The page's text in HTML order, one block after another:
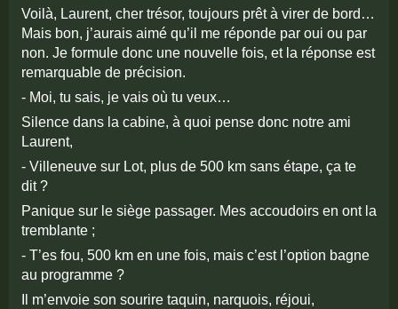
Voilà, Laurent, cher trésor, toujours prêt à virer de bord…
Mais bon, j’aurais aimé qu’il me réponde par oui ou par
non. Je formule donc une nouvelle fois, et la réponse est
remarquable de précision.
- Moi, tu sais, je vais où tu veux…
Silence dans la cabine, à quoi pense donc notre ami
Laurent,
- Villeneuve sur Lot, plus de 500 km sans étape, ça te
dit ?
Panique sur le siège passager. Mes accoudoirs en ont la
tremblante ;
- T’es fou, 500 km en une fois, mais c’est l’option bagne
au programme ?
Il m’envoie son sourire taquin, narquois, réjoui,